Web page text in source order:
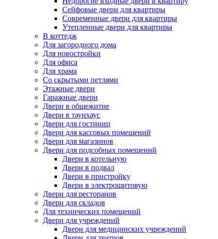
Сейфовые двери для квартиры
Современные двери для квартиры
Утепленные двери для квартиры
В коттедж
Для загородного дома
Для новостройки
Для офиса
Для храма
Со скрытыми петлями
Этажные двери
Гаражные двери
Двери в общежитие
Двери в таунхаус
Двери для гостиниц
Двери для кассовых помещений
Двери для магазинов
Двери для подсобных помещений
Двери в котельную
Двери в подвал
Двери в пристройку
Двери в электрощитовую
Двери для ресторанов
Двери для складов
Для технических помещений
Двери для учреждений
Двери для медицинских учреждений